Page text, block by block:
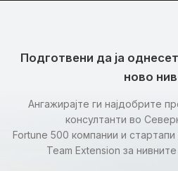
Подготвени да ја
ново
Ангажирајте ги најдобрите
консултанти во
Fortune 500 компании и
Team Extension за